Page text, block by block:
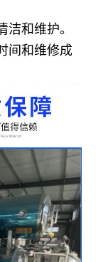
和维护。
间和维修成